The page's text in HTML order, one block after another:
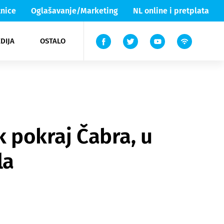
Oglašavanje/Marketing NL online i pretplata
OSTALO
Lika & Senj
TV
pokraj Čabra, u